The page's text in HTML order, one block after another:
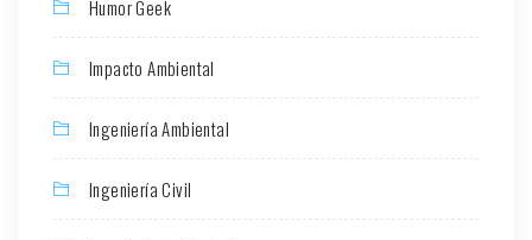
Humor Geek
Impacto Ambiental
Ingeniería Ambiental
Ingeniería Civil